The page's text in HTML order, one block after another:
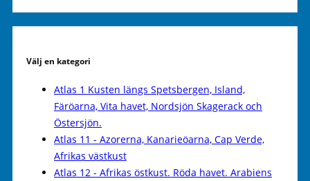
Välj en kategori
Atlas 1 Kusten längs Spetsbergen, Island,
Färöarna, Vita havet, Nordsjön Skagerack och
Östersjön.
Atlas 11 - Azorerna, Kanarieöarna, Cap Verde,
Afrikas västkust
Atlas 12 - Afrikas östkust. Röda havet. Arabiens